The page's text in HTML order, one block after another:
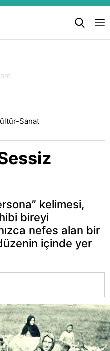
Sanat
kelimesi,
bireyi
nefes alan bir
içinde yer